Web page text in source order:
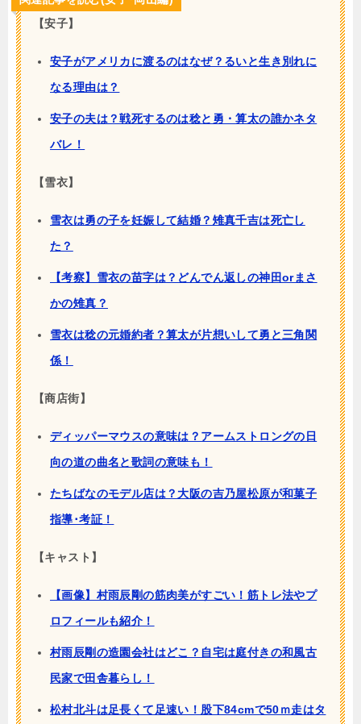
【安子】
安子がアメリカに渡るのはなぜ？るいと生き別れに
なる理由は？
安子の夫は？戦死するのは稔と勇・算太の誰かネタ
バレ！
【雪衣】
雪衣は勇の子を妊娠して結婚？雉真千吉は死亡し
た？
【考察】雪衣の苗字は？どんでん返しの神田orまさ
かの雉真？
雪衣は稔の元婚約者？算太が片想いして勇と三角関
係！
【商店街】
ディッパーマウスの意味は？アームストロングの日
向の道の曲名と歌詞の意味も！
たちばなのモデル店は？大阪の吉乃屋松原が和菓子
指導･考証！
【キャスト】
【画像】村雨辰剛の筋肉美がすごい！筋トレ法やプ
ロフィールも紹介！
村雨辰剛の造園会社はどこ？自宅は庭付きの和風古
民家で田舎暮らし！
松村北斗は足長くて足速い！股下84cmで50ｍ走はタ